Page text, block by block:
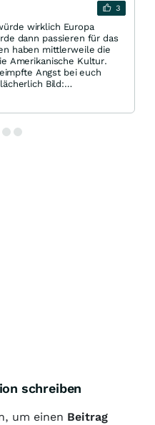
3
wirklich Europa
dann passieren für das
haben mittlerweile die
Amerikanische Kultur.
Angst bei euch
Bild:
schreiben
um einen Beitrag